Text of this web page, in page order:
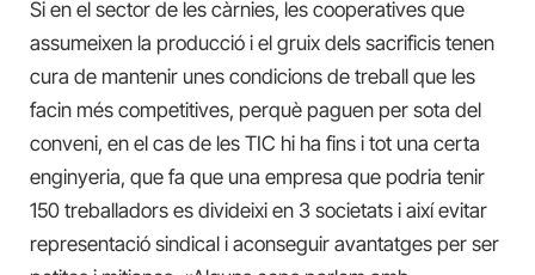
Si en el sector de les càrnies, les cooperatives que
assumeixen la producció i el gruix dels sacrificis tenen
cura de mantenir unes condicions de treball que les
facin més competitives, perquè paguen per sota del
conveni, en el cas de les TIC hi ha fins i tot una certa
enginyeria, que fa que una empresa que podria tenir
150 treballadors es divideixi en 3 societats i així evitar
representació sindical i aconseguir avantatges per ser